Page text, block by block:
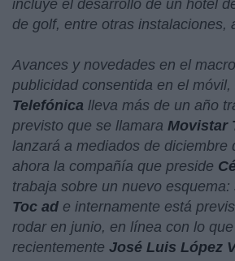
incluye el desarrollo de un hotel
de golf, entre otras instalaciones,
Avances y novedades en el
publicidad consentida en el móvil,
Telefónica lleva más de un año
previsto que se llamara Movistar
lanzará a mediados de diciembre
ahora la compañía que preside
trabaja sobre un nuevo esquema:
Toc ad e internamente está
rodar en junio, en línea con lo
recientemente José Luis López